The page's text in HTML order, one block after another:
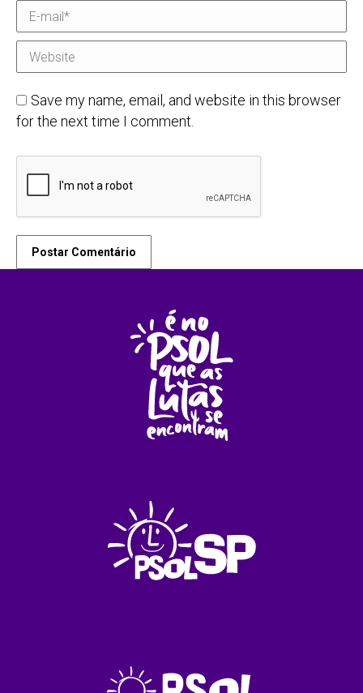
E-mail *
Website
Save my name, email, and website in this browser
for the next time I comment.
Postar Comentário